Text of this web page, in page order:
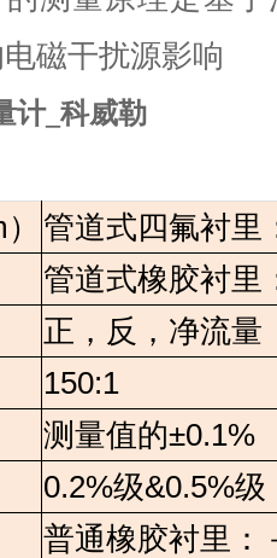
磁干扰源影响
计_科威勒
管道式四氟衬里
管道式橡胶衬里
正，反，净流量
150:1
测量值的±0.1%
0.2%级&0.5%级
普通橡胶衬里